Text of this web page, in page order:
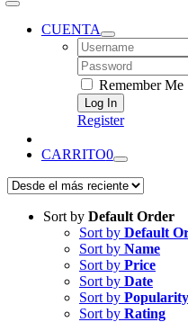
CUENTA
Username:
Password:
Remember Me
Register
CARRITO0
Sort by Default Order
Sort by Default
Sort by Name
Sort by Price
Sort by Date
Sort by Popularity
Sort by Rating